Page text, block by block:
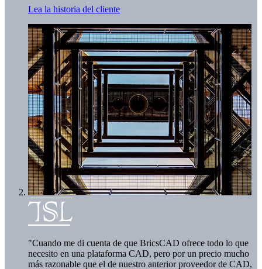
Lea la historia del cliente
"Cuando me di cuenta de que BricsCAD ofrece todo lo que
necesito en una plataforma CAD, pero por un precio mucho
más razonable que el de nuestro anterior proveedor de CAD,